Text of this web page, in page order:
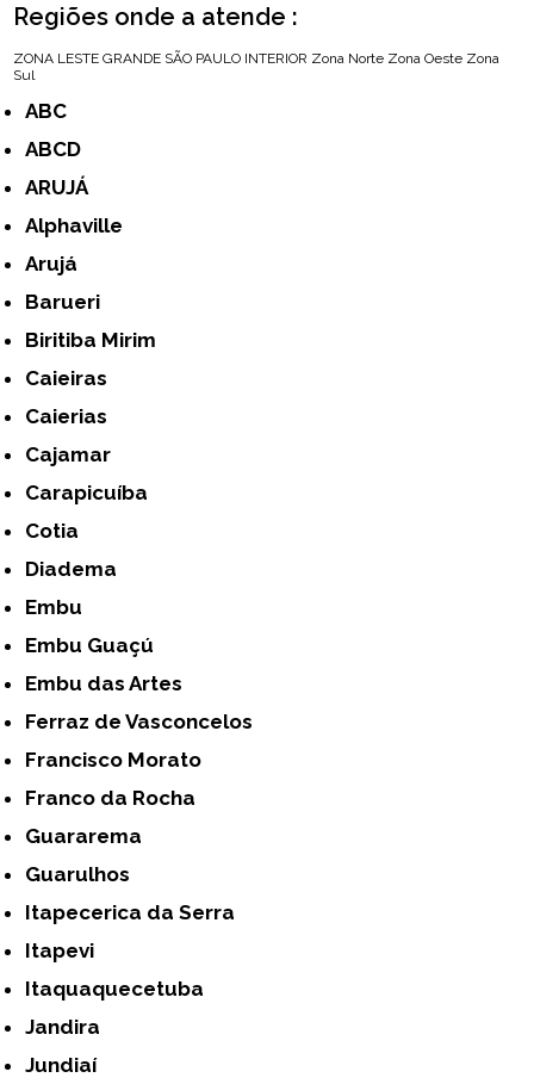
Regiões onde a atende :
ZONA LESTE GRANDE SÃO PAULO INTERIOR Zona Norte Zona Oeste Zona
Sul
ABC
ABCD
ARUJÁ
Alphaville
Arujá
Barueri
Biritiba Mirim
Caieiras
Caierias
Cajamar
Carapicuíba
Cotia
Diadema
Embu
Embu Guaçú
Embu das Artes
Ferraz de Vasconcelos
Francisco Morato
Franco da Rocha
Guararema
Guarulhos
Itapecerica da Serra
Itapevi
Itaquaquecetuba
Jandira
Jundiaí